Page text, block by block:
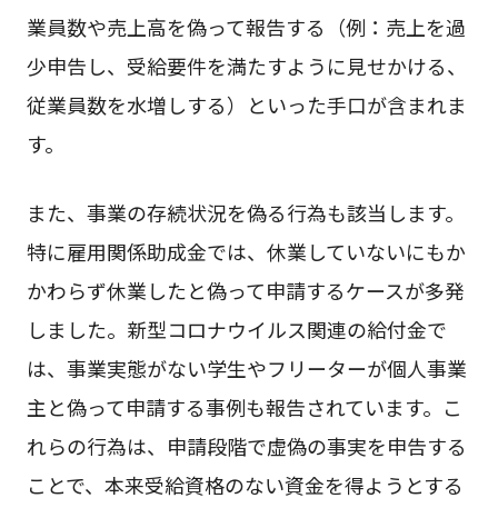
業員数や売上高を偽って報告する（例：売上を過
少申告し、受給要件を満たすように見せかける、
従業員数を水増しする）といった手口が含まれま
す。
また、事業の存続状況を偽る行為も該当します。
特に雇用関係助成金では、休業していないにもか
かわらず休業したと偽って申請するケースが多発
しました。新型コロナウイルス関連の給付金で
は、事業実態がない学生やフリーターが個人事業
主と偽って申請する事例も報告されています。こ
れらの行為は、申請段階で虚偽の事実を申告する
ことで、本来受給資格のない資金を得ようとする